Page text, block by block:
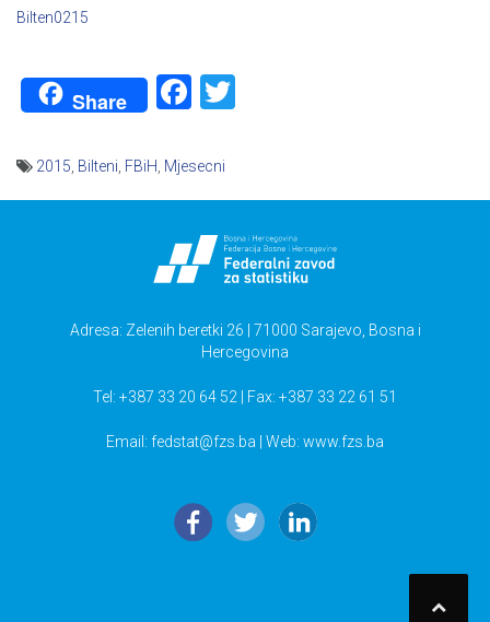
Bilten0215
Share Facebook
2015 Bilteni FBiH Mjesecni
Adresa: Zelenih beretki 26 | 71000 Sarajevo, Bosna i
Hercegovina
Tel: +387 33 20 64 52 | Fax: +387 33 22 61 51
Email: fedstat@fzs.ba | Web: www.fzs.ba